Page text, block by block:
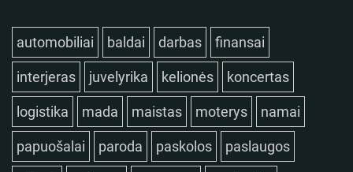
automobiliai baldai darbas finansai
interjeras juvelyrika kelionės koncertas
logistika mada maistas moterys namai
papuošalai paroda paskolos paslaugos